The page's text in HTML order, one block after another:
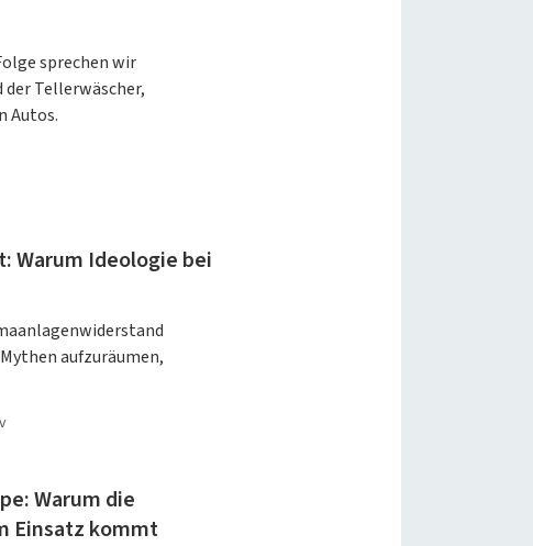
sprechen wir
der Tellerwäscher,
Autos.
Warum Ideologie bei
aufzuräumen,
Warum die
Einsatz kommt